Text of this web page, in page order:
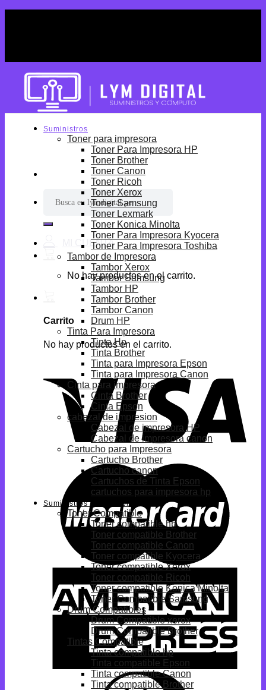
por:
No hay productos en el carrito.
Carrito
No hay productos en el carrito.
Suministros
Toner para impresora
Toner Para Impresora HP
Toner Brother
Toner Canon
Toner Ricoh
Toner Xerox
Toner Samsung
Toner Lexmark
Toner Konica Minolta
Toner Para Impresora Kyocera
Toner Para Impresora Toshiba
Tambor de Impresora
Tambor Xerox
Tambor Samsung
Tambor HP
Tambor Brother
Tambor Canon
Drum HP
Tinta Para Impresora
Tinta Hp
Tinta Brother
Tinta para Impresora Epson
Tinta para Impresora Canon
Cinta para impresora
Cinta Brother
Cinta Epson
cabezal de impresion
Cabezal de impresora HP
Cabezal de impresora canon
Cartucho para Impresora
Cartucho Brother
Cartucho canon
Cartuchos de Tinta Epson
cartuchos para impresora hp
Suministros Compatibles
Toner Compatible
Toner compatible hp
Toner compatible Brother
Toner compatible Canon
Toner compatible Kyocera
Toner compatible Xerox
Toner compatible Ricoh
Toner compatible Konica Minolta
Toner Compatible Samsung
Drum Compatibles
Drum Compatible xerox
Drum Compatible Brother
Tintas Compatible
Tinta compatible hp
Tinta compatible Epson
Tinta compatible Canon
Tinta compatible Brother